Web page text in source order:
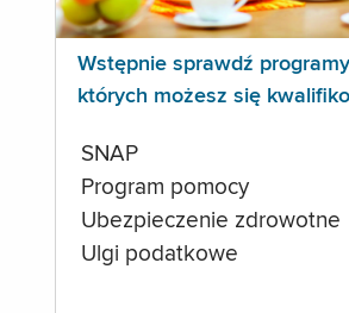
Wstępnie sprawdź
których możesz się
SNAP
Program pomocy
Ubezpieczenie zdrowotne
Ulgi podatkowe